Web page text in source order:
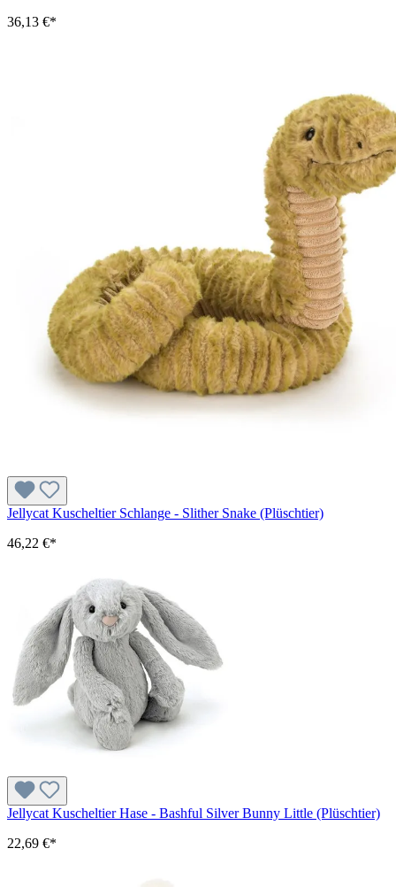
36,13 €*
Jellycat Kuscheltier Schlange - Slither Snake (Plüschtier)
46,22 €*
Jellycat Kuscheltier Hase - Bashful Silver Bunny Little (Plüschtier)
22,69 €*